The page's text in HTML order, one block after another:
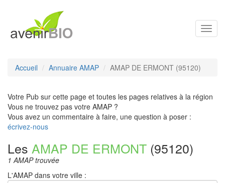
Accueil Annuaire AMAP AMAP DE ERMONT (95120)
Votre Pub sur cette page et toutes les pages relatives à la région
Vous ne trouvez pas votre AMAP ?
Vous avez un commentaire à faire, une question à poser :
écrivez-nous
Les AMAP DE ERMONT (95120)
1 AMAP trouvée
L'AMAP dans votre ville :